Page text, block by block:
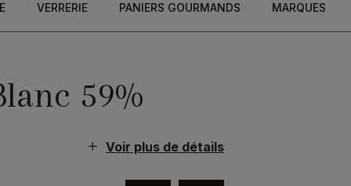
VERRERIE PANIERS GOURMANDS MARQUES
59%
Voir plus de détails